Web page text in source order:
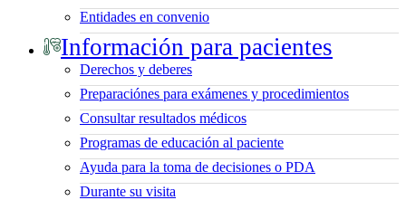
Entidades en convenio
Información para pacientes
Derechos y deberes
Preparaciónes para exámenes y procedimientos
Consultar resultados médicos
Programas de educación al paciente
Ayuda para la toma de decisiones o PDA
Durante su visita